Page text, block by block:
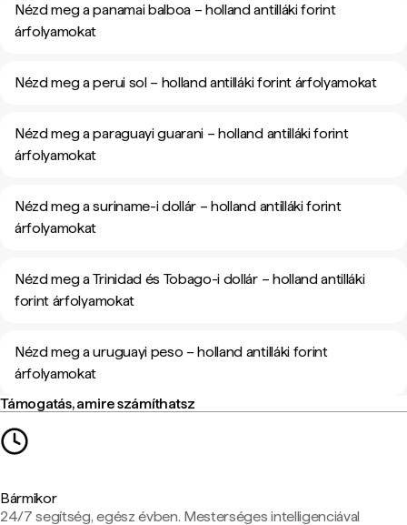
Nézd meg a panamai balboa – holland antilláki forint
árfolyamokat
Nézd meg a perui sol – holland antilláki forint árfolyamokat
Nézd meg a paraguayi guarani – holland antilláki forint
árfolyamokat
Nézd meg a suriname-i dollár – holland antilláki forint
árfolyamokat
Nézd meg a Trinidad és Tobago-i dollár – holland antilláki
forint árfolyamokat
Nézd meg a uruguayi peso – holland antilláki forint
árfolyamokat
Támogatás, amire számíthatsz
Bármikor
24/7 segítség, egész évben. Mesterséges intelligenciával